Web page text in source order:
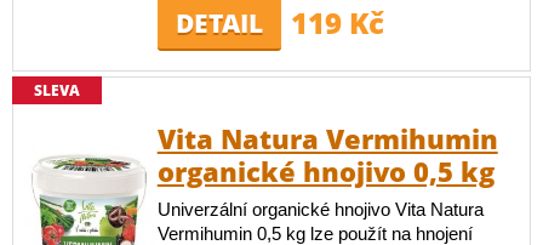
DETAIL 119 Kč
SLEVA
Vita Natura Vermihumin
organické hnojivo 0,5 kg
Univerzální organické hnojivo Vita Natura
Vermihumin 0,5 kg lze použít na hnojení